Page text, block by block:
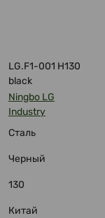
LG.F1-001 H130
black
Ningbo LG
Industry
Сталь
Черный
130
Китай